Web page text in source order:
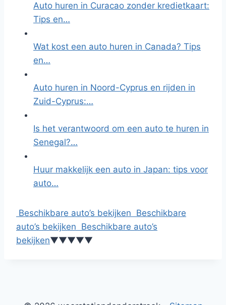
Auto huren in Curacao zonder kredietkaart:
Tips en…
Wat kost een auto huren in Canada? Tips
en…
Auto huren in Noord-Cyprus en rijden in
Zuid-Cyprus:…
Is het verantwoord om een auto te huren in
Senegal?…
Huur makkelijk een auto in Japan: tips voor
auto…
Beschikbare auto’s bekijken Beschikbare
auto’s bekijken Beschikbare auto’s
bekijken▼▼▼▼▼